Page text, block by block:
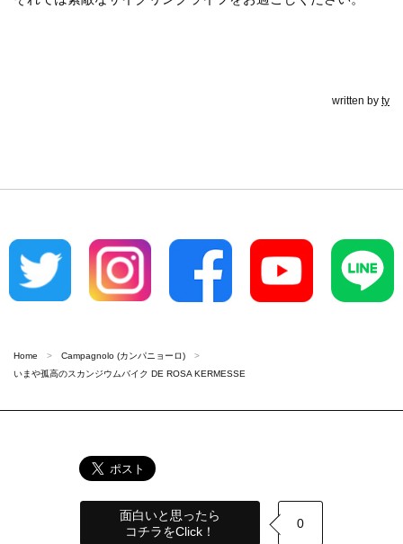
written by ty
Home
Campagnolo (カンパニョーロ)
いまや孤高のスカンジウムバイク DE ROSA KERMESSE
面白いと思ったら
コチラをClick！
0